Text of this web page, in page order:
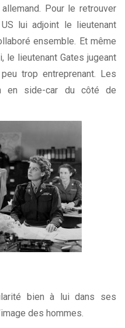
Pour le retrouver
lui adjoint le lieutenant
ensemble. Et même
le lieutenant Gates jugeant
trop entreprenant. Les
en side-car du côté de
bien à lui dans ses
des hommes.